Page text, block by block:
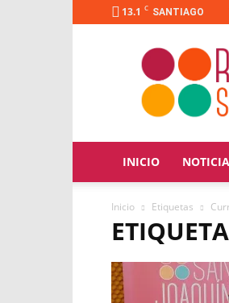
13.1 C SANTIAGO
INICIO
Inicio Etiquetas